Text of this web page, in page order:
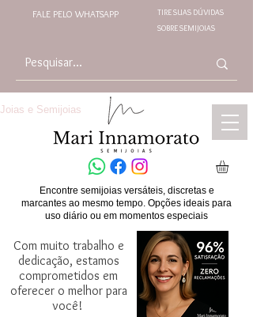
FALE PELO WHATSAPP
TIRE SUAS DÚVIDAS
SOBRE SEMIJOIAS
Joias e Semijoias
Encontre semijoias versáteis, discretas e
marcantes ao mesmo tempo. Opções ideais para
uso diário ou em momentos especiais
Com muito trabalho e
dedicação, estamos
comprometidos em
oferecer o melhor para
você!